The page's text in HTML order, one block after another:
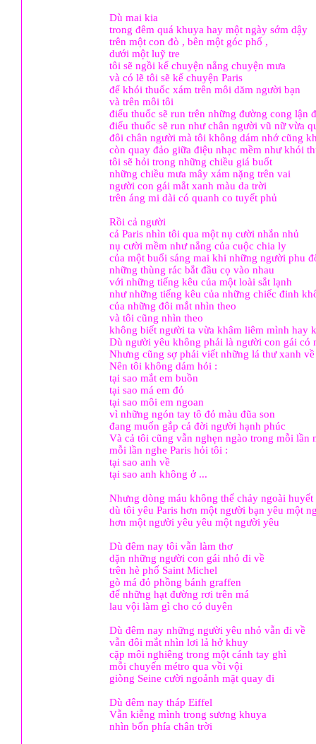
Dù mai kia
trong đêm quá khuya hay một ngày sớm dậy
trên một con đò , bên một góc phố ,
dưới một luỹ tre
tôi sẽ ngồi kể chuyện nắng chuyện mưa
và có lẽ tôi sẽ kể chuyện Paris
để khói thuốc xám trên môi dăm người bạn
và trên môi tôi
điếu thuốc sẽ run trên những đường cong lận
điếu thuốc sẽ run như chân người vũ nữ vừa
đôi chân người mà tôi không dám nhớ cũng
còn quay đảo giữa điệu nhạc mềm như khói
tôi sẽ hỏi trong những chiều giá buốt
những chiều mưa mây xám nặng trên vai
người con gái mắt xanh màu da trời
trên áng mi dài có quanh co tuyết phủ
Rồi cả người
cả Paris nhìn tôi qua một nụ cười nhắn nhủ
nụ cười mềm như nắng của cuộc chia ly
của một buổi sáng mai khi những người phu
những thùng rác bắt đầu cọ vào nhau
với những tiếng kêu của một loài sắt lạnh
như những tiếng kêu của những chiếc đinh
của những đôi mắt nhìn theo
và tôi cũng nhìn theo
không biết người ta vừa khâm liêm mình hay
Dù người yêu không phải là người con gái có
Nhưng cũng sợ phải viết những lá thư xanh
Nên tôi không dám hỏi :
tại sao mắt em buồn
tại sao má em đỏ
tại sao môi em ngoan
vì những ngón tay tô đỏ màu đũa son
đang muốn gắp cả đời người hạnh phúc
Và cả tôi cũng vẫn nghẹn ngào trong mỗi lần
mỗi lần nghe Paris hỏi tôi :
tại sao anh về
tại sao anh không ở ...
Nhưng dòng máu không thể chảy ngoài huyết
dù tôi yêu Paris hơn một người bạn yêu một
hơn một người yêu yêu một người yêu
Dù đêm nay tôi vẫn làm thơ
dặn những người con gái nhỏ đi về
trên hè phố Saint Michel
gò má đỏ phồng bánh graffen
để những hạt đường rơi trên má
lau vội làm gì cho có duyên
Dù đêm nay những người yêu nhỏ vẫn đi về
vẫn đôi mắt nhìn lơi lả hở khuy
cặp môi nghiêng trong một cánh tay ghì
mỗi chuyến métro qua vồi vội
giòng Seine cười ngoảnh mặt quay đi
Dù đêm nay tháp Eiffel
Vẫn kiễng mình trong sương khuya
nhìn bốn phía chân trời